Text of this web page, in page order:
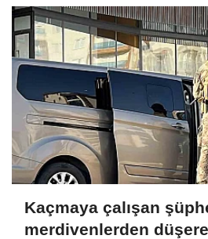
Kaçmaya çalışan
merdivenlerden